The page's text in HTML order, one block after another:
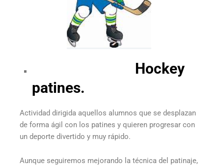
Hockey
patines.
Actividad dirigida aquellos alumnos que se desplazan
de forma ágil con los patines y quieren progresar con
un deporte divertido y muy rápido.
Aunque seguiremos mejorando la técnica del patinaje,